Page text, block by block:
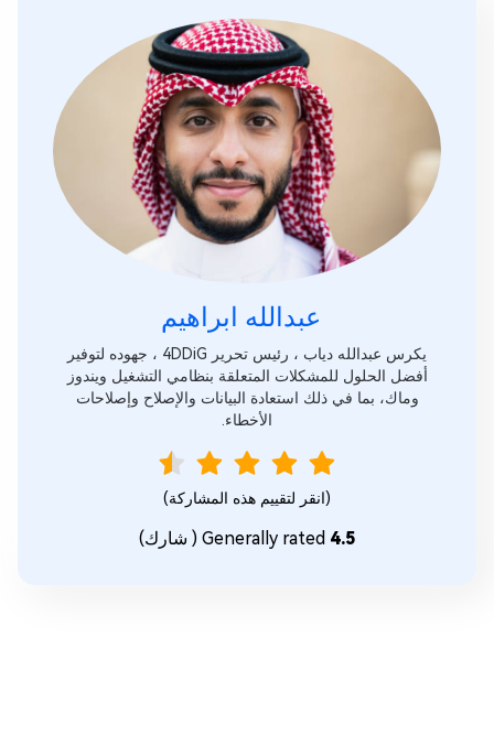
عبدالله ابراهيم‎
يكرس عبدالله دياب ، رئيس تحرير 4DDiG ، جهوده لتوفير
أفضل الحلول للمشكلات المتعلقة بنظامي التشغيل ويندوز
وماك، بما في ذلك استعادة البيانات والإصلاح وإصلاحات
الأخطاء.
(انقر لتقييم هذه المشاركة)
Generally rated 4.5
( شارك)